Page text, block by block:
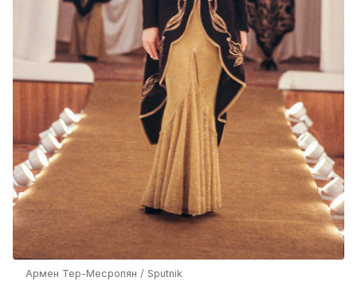
Армен Тер-Месропян / Sputnik